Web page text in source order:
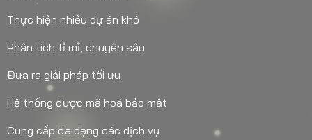
Thực hiện nhiều dự án khó
Phân tích tỉ mỉ, chuyên sâu
Đưa ra giải pháp tối ưu
Hệ thống được mã hoá bảo mật
Cung cấp đa dạng các dịch vụ